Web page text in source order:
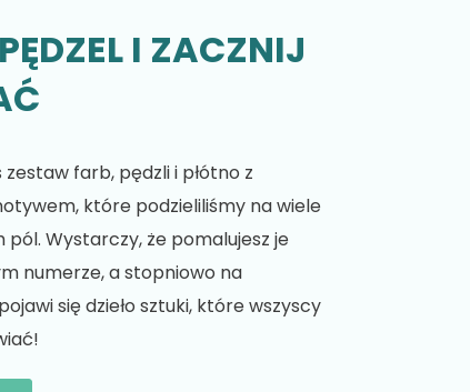
I ZACZNIJ
farb, pędzli i płótno z
które podzieliliśmy na wiele
Wystarczy, że pomalujesz je
numerze, a stopniowo na
się dzieło sztuki, które wszyscy